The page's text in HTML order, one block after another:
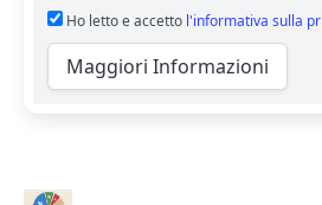
Ho letto e accetto l'informativa sulla
Maggiori Informazioni